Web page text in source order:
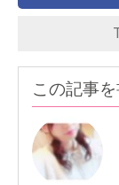
この記事